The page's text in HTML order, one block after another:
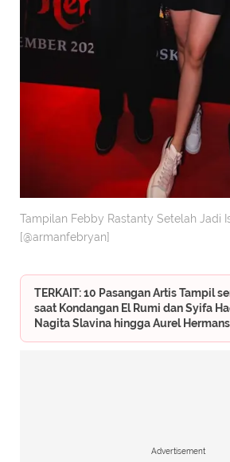
Tampilan Febby Rastanty Setelah Jadi
[@armanfebryan]
TERKAIT: 10 Pasangan Artis Tampil
saat Kondangan El Rumi dan Syifa
Nagita Slavina hingga Aurel
Advertisement